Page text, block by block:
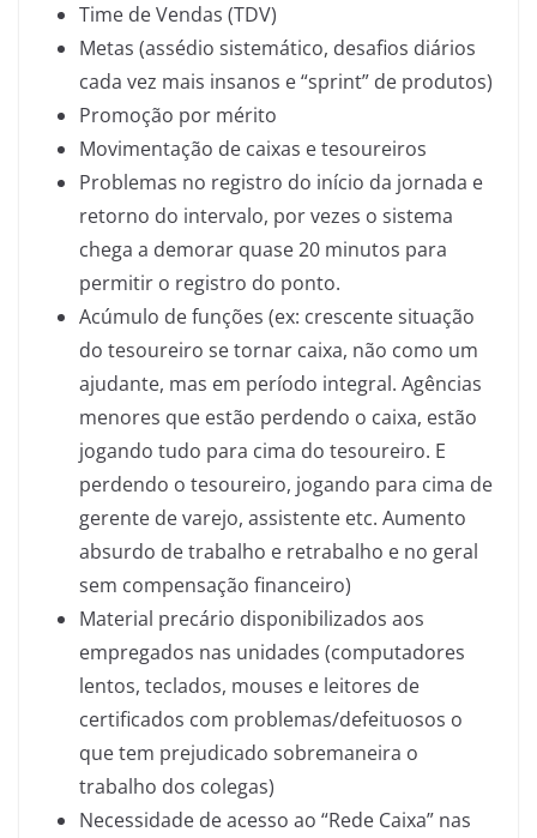
Time de Vendas (TDV)
Metas (assédio sistemático, desafios diários
cada vez mais insanos e “sprint” de produtos)
Promoção por mérito
Movimentação de caixas e tesoureiros
Problemas no registro do início da jornada e
retorno do intervalo, por vezes o sistema
chega a demorar quase 20 minutos para
permitir o registro do ponto.
Acúmulo de funções (ex: crescente situação
do tesoureiro se tornar caixa, não como um
ajudante, mas em período integral. Agências
menores que estão perdendo o caixa, estão
jogando tudo para cima do tesoureiro. E
perdendo o tesoureiro, jogando para cima de
gerente de varejo, assistente etc. Aumento
absurdo de trabalho e retrabalho e no geral
sem compensação financeiro)
Material precário disponibilizados aos
empregados nas unidades (computadores
lentos, teclados, mouses e leitores de
certificados com problemas/defeituosos o
que tem prejudicado sobremaneira o
trabalho dos colegas)
Necessidade de acesso ao “Rede Caixa” nas